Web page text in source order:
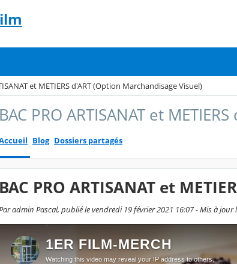
et METIERS d'ART (Option Marchandisage Visuel)
BAC PRO ARTISANAT et
Blog Dossiers partagés
BAC PRO ARTISANAT et
admin Pascal, publié le vendredi 19 février 2021 16:07 - Mis à jour